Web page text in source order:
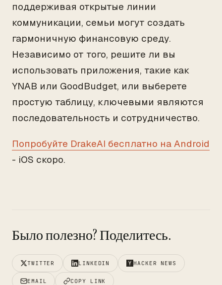
поддерживая открытые линии
коммуникации, семьи могут создать
гармоничную финансовую среду.
Независимо от того, решите ли вы
использовать приложения, такие как
YNAB или GoodBudget, или выберете
простую таблицу, ключевыми являются
последовательность и сотрудничество.
Попробуйте DrakeAI бесплатно на Android
- iOS скоро.
Было полезно? Поделитесь.
TWITTER LINKEDIN HACKER NEWS
EMAIL COPY LINK